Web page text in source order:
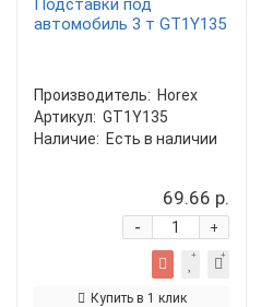
Подставки под
автомобиль 3 т GT1Y135
Производитель: Horex
Артикул: GT1Y135
Наличие: Есть в наличии
69.66 р.
+
-
Купить в 1 клик